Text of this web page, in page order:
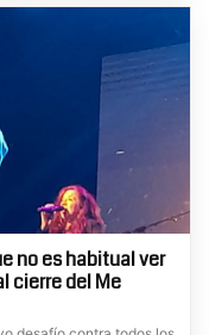
no es habitual ver
cierre del Me